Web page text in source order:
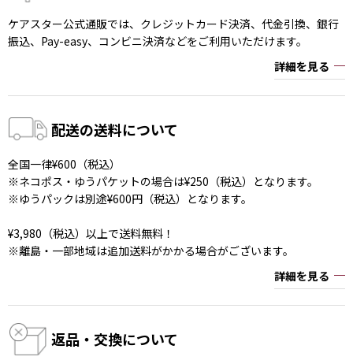
ケアスター公式通販では、クレジットカード決済、代金引換、銀行
振込、Pay-easy、コンビニ決済などをご利用いただけます。
詳細を見る
配送の送料について
全国一律¥600（税込）
※ネコポス・ゆうパケットの場合は¥250（税込）となります。
※ゆうパックは別途¥600円（税込）となります。
¥3,980（税込）以上で送料無料！
※離島・一部地域は追加送料がかかる場合がございます。
詳細を見る
返品・交換について